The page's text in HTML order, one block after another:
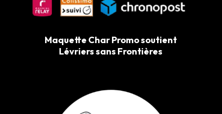
Maquette Char Promo soutient
Lévriers sans Frontières